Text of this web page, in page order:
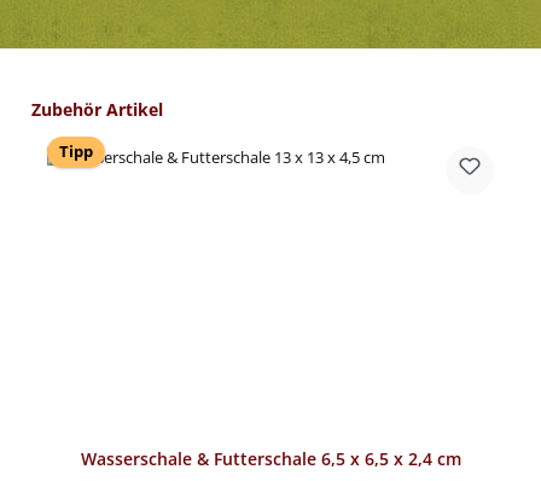
Produktgalerie überspringen
Zubehör Artikel
Tipp
Wasserschale & Futterschale 6,5 x 6,5 x 2,4 cm